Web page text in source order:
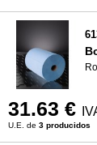
31.63 €
U.E. de 3 producidos